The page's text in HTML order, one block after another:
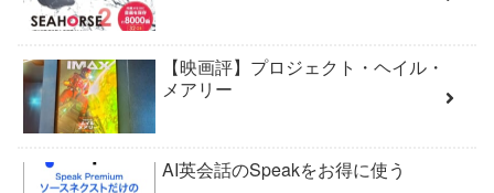
【映画評】プロジェクト・ヘイル・
メアリー
AI英会話のSpeakをお得に使う